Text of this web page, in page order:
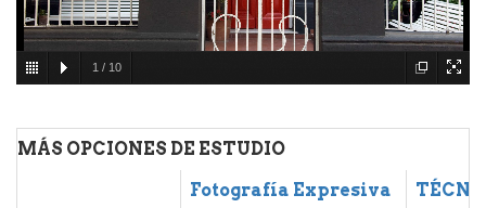
1 / 10
MÁS OPCIONES DE ESTUDIO
Fotografía Expresiva